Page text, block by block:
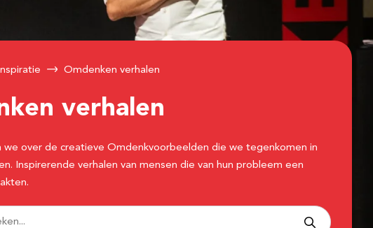
Omdenken verhalen
verhalen
we over de creatieve Omdenkvoorbeelden die we tegenkomen in
Inspirerende verhalen van mensen die van hun probleem een